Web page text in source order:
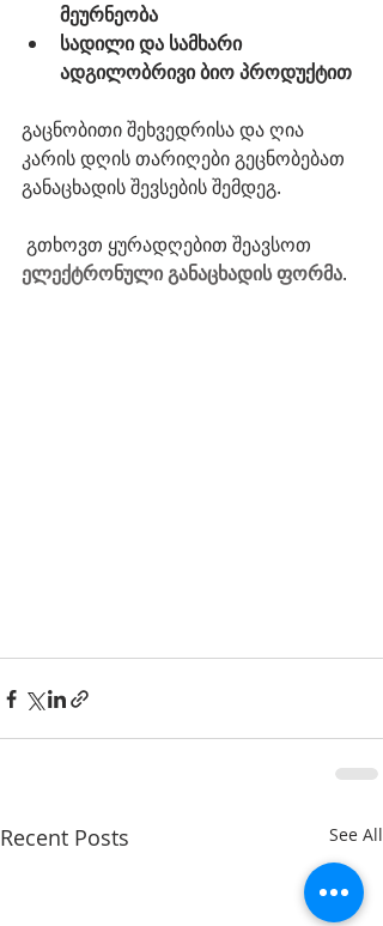
მეურნეობა
სადილი და სამხარი
ადგილობრივი ბიო პროდუქტით
გაცნობითი შეხვედრისა და ღია
კარის დღის თარიღები გეცნობებათ
განაცხადის შევსების შემდეგ.
გთხოვთ ყურადღებით შეავსოთ
ელექტრონული განაცხადის ფორმა.
Recent Posts See All